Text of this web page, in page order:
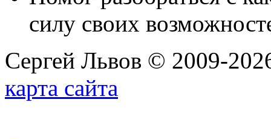
силу своих
Сергей Львов © 2009-
карта сайта